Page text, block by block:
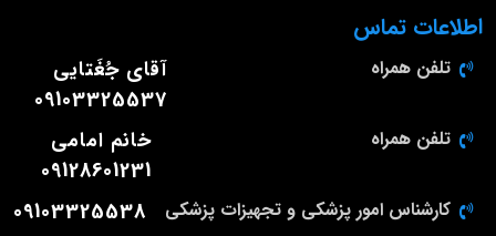
اطلاعات تماس
تلفن همراه
آقای جُغَتایی
09103325537
تلفن همراه
خانم امامی
09128601231
کارشناس امور پزشکی و تجهیزات پزشکی 09103325538